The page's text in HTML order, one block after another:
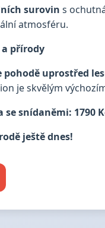
surovin s
atmosféru.
přírody
pohodě uprostřed
je skvělým
snídaněmi: 1790
ještě dnes!